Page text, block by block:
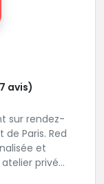
avis)
sur rendez-
Red
et